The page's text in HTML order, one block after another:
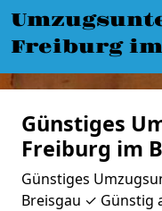
Freiburg
Günstiges
Freiburg im
Günstiges
Breisgau ✓ Günstig